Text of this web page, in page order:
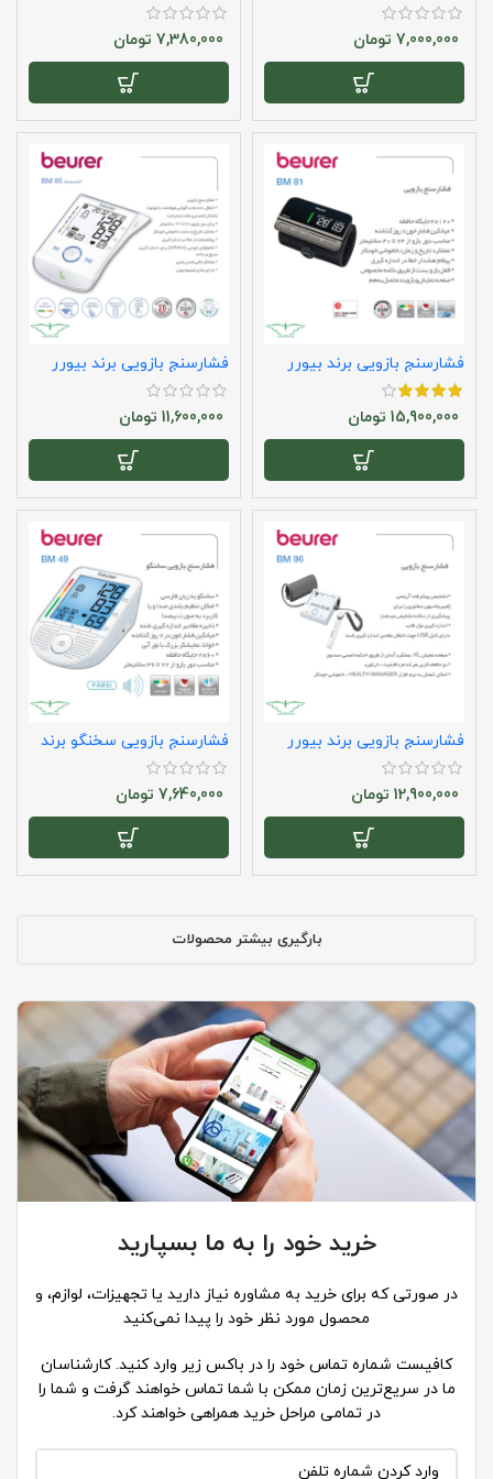
7,000,000 تومان
7,380,000 تومان
فشارسنج بازویی برند بیورر
مدل bm81
15,900,000 تومان
فشارسنج بازویی برند بیورر
مدل bm85
11,600,000 تومان
فشارسنج بازویی برند بیورر
مدل bm96
12,900,000 تومان
فشارسنج بازویی سخنگو برند
بیورر مدل bm49
7,640,000 تومان
بارگیری بیشتر محصولات
خرید خود را به ما بسپارید
در صورتی که برای خرید به مشاوره نیاز دارید یا تجهیزات، لوازم، و
محصول مورد نظر خود را پیدا نمی‌کنید
کافیست شماره تماس خود را در باکس زیر وارد کنید. کارشناسان
ما در سریع‌ترین زمان ممکن با شما تماس خواهند گرفت و شما را
در تمامی مراحل خرید همراهی خواهند کرد.